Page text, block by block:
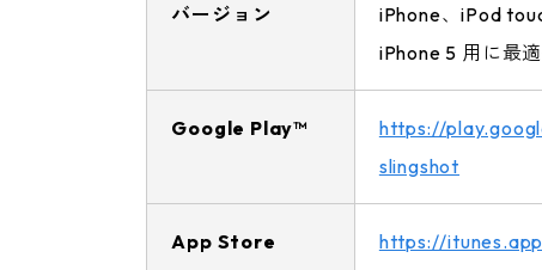
バージョン
iPhone、iPod
iPhone 5 用に最
Google Play™
https://
slingshot
App Store https://